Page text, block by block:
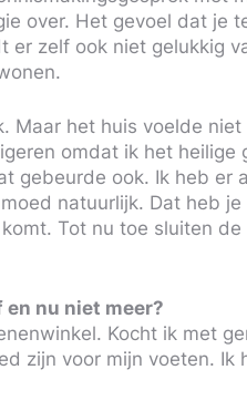
over. Het gevoel dat je
zelf ook niet gelukkig
Maar het huis voelde
omdat ik het heilige
gebeurde ook. Ik heb er
natuurlijk. Dat heb
Tot nu toe sluiten de
nu niet meer?
Kocht ik met
zijn voor mijn voeten. Ik